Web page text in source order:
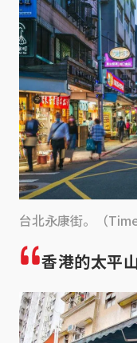
台北永康街。（
香港的太平